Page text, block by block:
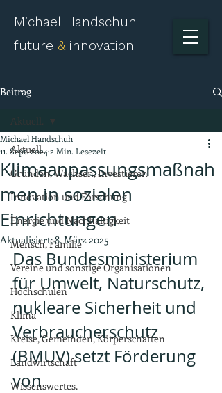
Michael Handschuh
future & innovation
Beitrag
Aktuell.
Gründen, Wachsen, Investieren
Innovation und Forschung
Energie und Nachhaltigkeit
Mensch, Familie
Vereine und sonstige Organisationen
Hochschulen
Klima
Kreise, Gemeinden, Körperschaften
Landwirtschaft
Wissenswertes.
Aktuell.
Klimaanpassungsmaßnah
men in sozialen
Einrichtungen
Michael Handschuh
11. Sept. 2024 2 Min. Lesezeit
Aktualisiert:8. März 2025
Das Bundesministerium
für Umwelt, Naturschutz,
nukleare Sicherheit und
Verbraucherschutz
(BMUV) setzt Förderung
von